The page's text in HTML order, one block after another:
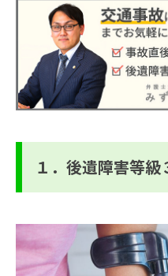
１．後遺障害等級